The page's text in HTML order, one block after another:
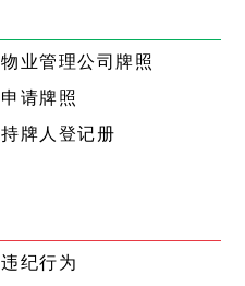
物业管理公司牌照
申请牌照
持牌人登记册
违纪行为